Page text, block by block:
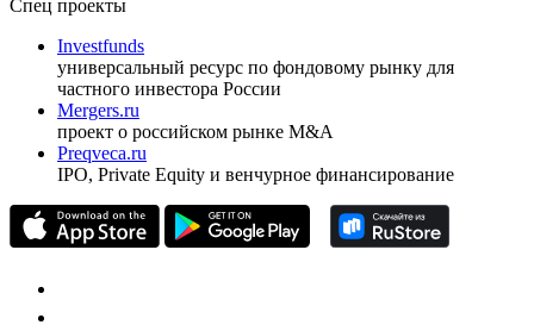
Спец проекты
Investfunds
универсальный ресурс по фондовому рынку для
частного инвестора России
Mergers.ru
проект о российском рынке M&A
Preqveca.ru
IPO, Private Equity и венчурное финансирование